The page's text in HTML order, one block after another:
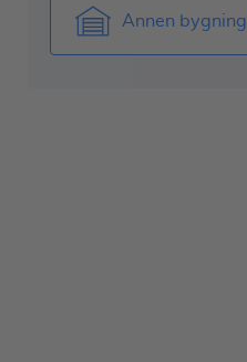
Annen bygning